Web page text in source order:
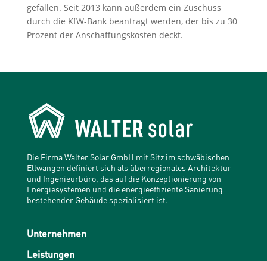
gefallen. Seit 2013 kann außerdem ein Zuschuss
durch die KfW-Bank beantragt werden, der bis zu 30
Prozent der Anschaffungskosten deckt.
Die Firma Walter Solar GmbH mit Sitz im schwäbischen
Ellwangen definiert sich als überregionales Architektur-
und Ingenieurbüro, das auf die Konzeptionierung von
Energiesystemen und die energieeffiziente Sanierung
bestehender Gebäude spezialisiert ist.
Unternehmen
Leistungen